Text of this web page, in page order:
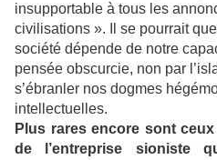
insupportable à tous les
civilisations ». Il se pourrait
société dépende de notre
pensée obscurcie, non par
s’ébranler nos dogmes
intellectuelles.
Plus rares encore sont
de l’entreprise sioniste